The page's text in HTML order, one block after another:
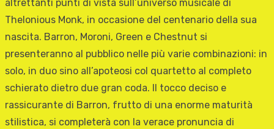
altrettanti punti di vista sull’universo musicale di
Thelonious Monk, in occasione del centenario della sua
nascita. Barron, Moroni, Green e Chestnut si
presenteranno al pubblico nelle più varie combinazioni: in
solo, in duo sino all’apoteosi col quartetto al completo
schierato dietro due gran coda. Il tocco deciso e
rassicurante di Barron, frutto di una enorme maturità
stilistica, si completerà con la verace pronuncia di